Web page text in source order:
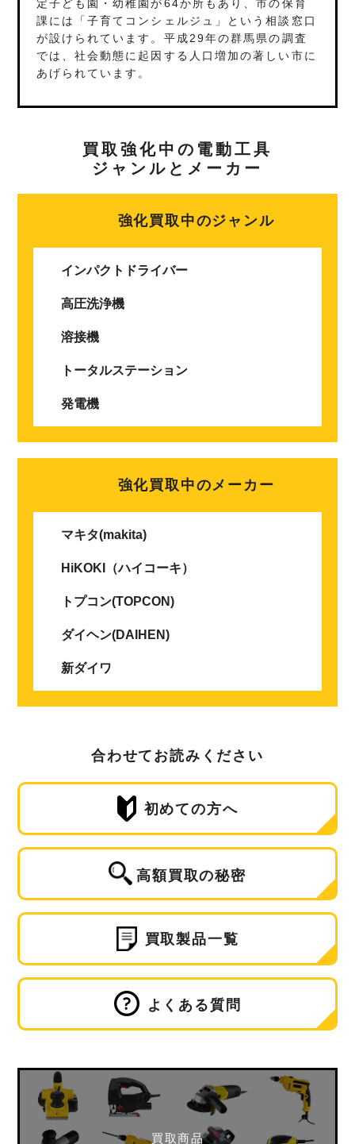
定子ども園・幼稚園が64か所もあり、市の保育
課には「子育てコンシェルジュ」という相談窓口
が設けられています。平成29年の群馬県の調査
では、社会動態に起因する人口増加の著しい市に
あげられています。
買取強化中の電動工具
ジャンルとメーカー
強化買取中のジャンル
インパクトドライバー
高圧洗浄機
溶接機
トータルステーション
発電機
強化買取中のメーカー
マキタ(makita)
HiKOKI（ハイコーキ）
トプコン(TOPCON)
ダイヘン(DAIHEN)
新ダイワ
合わせてお読みください
初めての方へ
高額買取の秘密
買取製品一覧
よくある質問
買取商品